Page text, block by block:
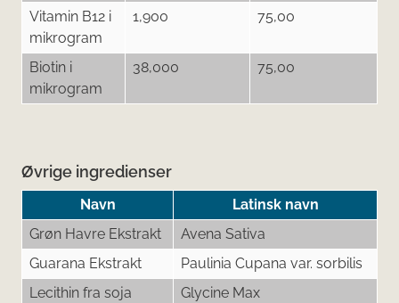
Vitamin B12 i
mikrogram
1,900 75,00
Biotin i
mikrogram
38,000 75,00
Øvrige ingredienser
Navn
Latinsk navn
Grøn Havre Ekstrakt
Avena Sativa
Guarana Ekstrakt
Paulinia Cupana var. sorbilis
Lecithin fra soja
Glycine Max